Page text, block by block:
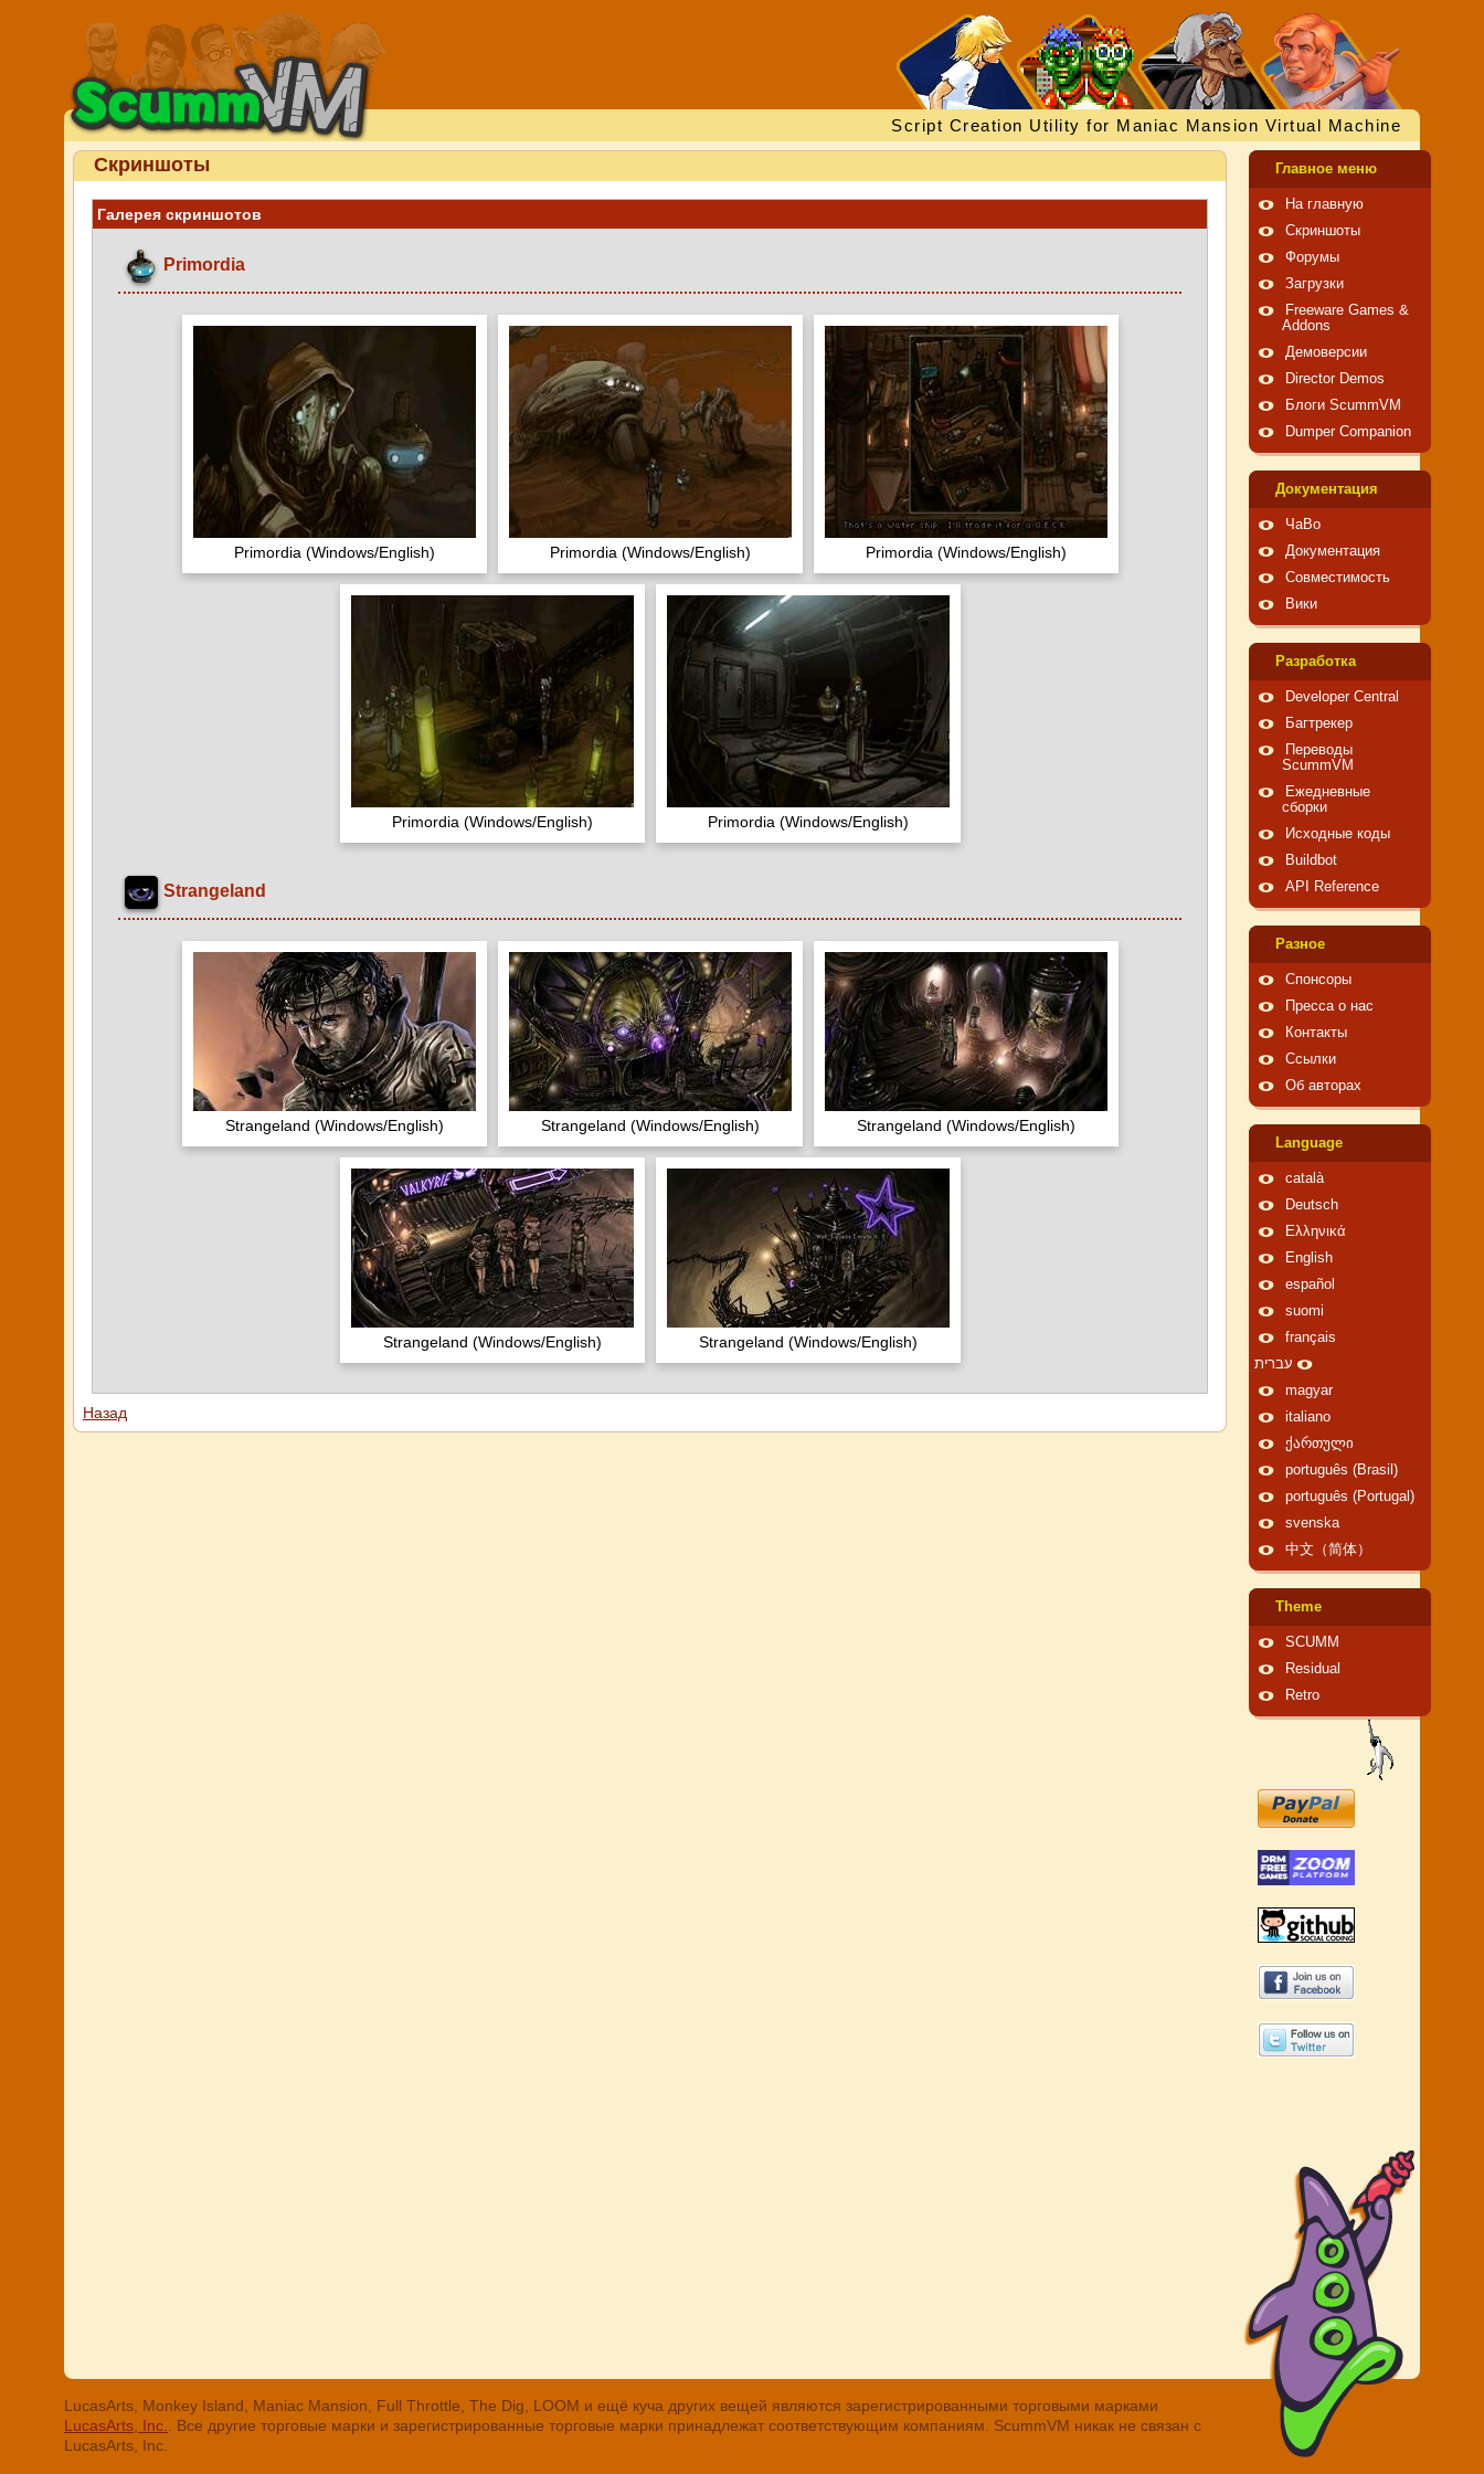
Script Creation Utility for Maniac Mansion Virtual Machine
Скриншоты
Галерея скриншотов
Primordia
Primordia (Windows/English) Primordia (Windows/English) Primordia (Windows/English)
Primordia (Windows/English) Primordia (Windows/English)
Strangeland
Strangeland (Windows/English) Strangeland (Windows/English) Strangeland (Windows/English)
Strangeland (Windows/English) Strangeland (Windows/English)
Назад
Главное меню
На главную
Скриншоты
Форумы
Загрузки
Freeware Games &
Addons
Демоверсии
Director Demos
Блоги ScummVM
Dumper Companion
Документация
ЧаВо
Документация
Совместимость
Вики
Pазработка
Developer Central
Багтрекер
Переводы
ScummVM
Ежедневные
сборки
Исходные коды
Buildbot
API Reference
Pазное
Спонсоры
Пресса о нас
Контакты
Ссылки
Об авторах
Language
català
Deutsch
Ελληνικά
English
español
suomi
français
עברית
magyar
italiano
ქართული
português (Brasil)
português (Portugal)
svenska
中文（简体）
Theme
SCUMM
Residual
Retro
LucasArts, Monkey Island, Maniac Mansion, Full Throttle, The Dig, LOOM и ещё куча других вещей являются зарегистрированными торговыми марками
LucasArts, Inc.
. Все другие торговые марки и зарегистрированные торговые марки принадлежат соответствующим компаниям. ScummVM никак не связан с
LucasArts, Inc.